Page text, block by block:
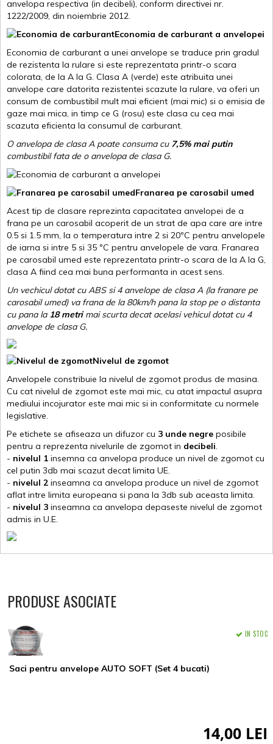
anvelopa respectiva (in decibeli), conform directivei nr.
1222/2009, din noiembrie 2012.
Economia de carburant a anvelopei
Economia de carburant a unei anvelope se traduce prin gradul
de rezistenta la rulare si este reprezentata printr-o scara
colorata, de la A la G. Clasa A (verde) este atribuita unei
anvelope care datorita rezistentei scazute la rulare, va oferi un
consum de combustibil mult mai eficient (mai mic) si o emisia de
gaze mai mica, in timp ce G (rosu) este clasa cu cea mai
scazuta eficienta la consumul de carburant.
O anvelopa de clasa A poate consuma cu 7,5% mai putin
combustibil fata de o anvelopa de clasa G.
Franarea pe carosabil umed
Acest tip de clasare reprezinta capacitatea anvelopei de a
frana pe un carosabil acoperit de un strat de apa care are intre
0.5 si 1.5 mm, la o temperatura intre 2 si 20ºC pentru anvelopele
de iarna si intre 5 si 35 ºC pentru anvelopele de vara. Franarea
pe carosabil umed este reprezentata printr-o scara de la A la G,
clasa A fiind cea mai buna performanta in acest sens.
Un vechicul dotat cu ABS si 4 anvelope de clasa A (la franare pe
carosabil umed) va frana de la 80km/h pana la stop pe o distanta
cu pana la 18 metrimai scurta decat acelasi vehicul dotat cu 4
anvelope de clasa G.
Nivelul de zgomot
Anvelopele constribuie la nivelul de zgomot produs de masina.
Cu cat nivelul de zgomot este mai mic, cu atat impactul asupra
mediului incojurator este mai mic si in conformitate cu normele
legislative.
Pe etichete se afiseaza un difuzor cu 3 unde negre posibile
pentru a reprezenta nivelurile de zgomot in decibeli.
- nivelul 1 insemna ca anvelopa produce un nivel de zgomot cu
cel putin 3db mai scazut decat limita UE.
- nivelul 2 inseamna ca anvelopa produce un nivel de zgomot
aflat intre limita europeana si pana la 3db sub aceasta limita.
- nivelul 3 inseamna ca anvelopa depaseste nivelul de zgomot
admis in U.E.
PRODUSE ASOCIATE
Saci pentru anvelope AUTO SOFT (Set 4 bucati)
IN STOC
14,00 LEI